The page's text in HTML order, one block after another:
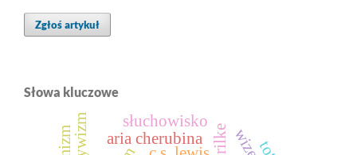
Zgłoś artykuł
Słowa kluczowe
aria cherubina
słuchowisko